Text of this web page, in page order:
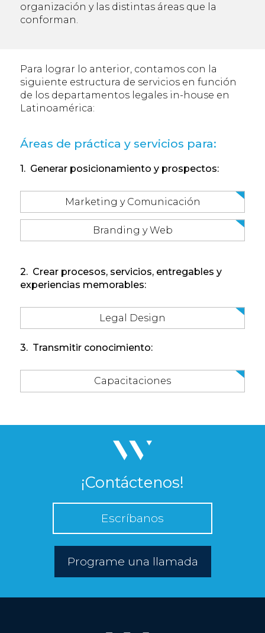
organización y las distintas áreas que la
conforman.
Para lograr lo anterior, contamos con la
siguiente estructura de servicios en función
de los departamentos legales in-house en
Latinoamérica:
Áreas de práctica y servicios para:
1. Generar posicionamiento y prospectos:
Marketing y Comunicación
Branding y Web
2. Crear procesos, servicios, entregables y
experiencias memorables:
Legal Design
3. Transmitir conocimiento:
Capacitaciones
¡Contáctenos!
Escríbanos
Programe una llamada